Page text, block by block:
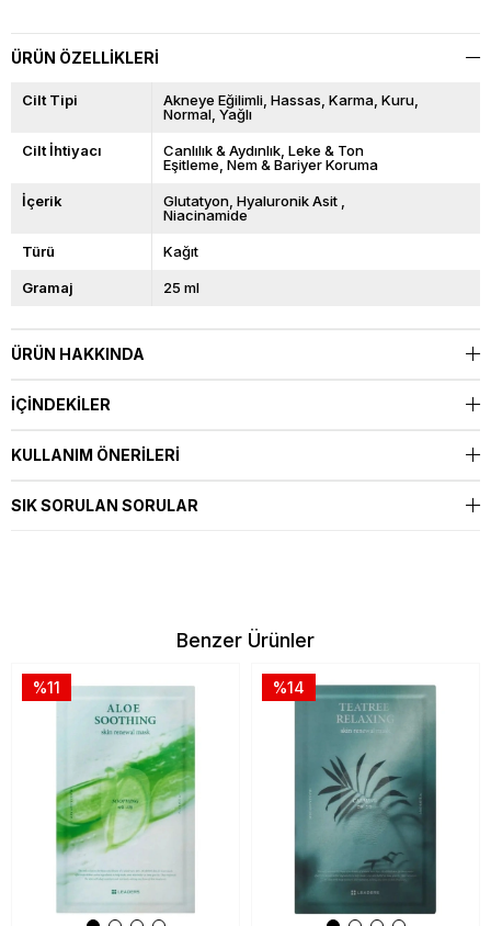
ÜRÜN ÖZELLIKLERI
Cilt Tipi Akneye Eğilimli Hassas Karma Kuru
Normal Yağlı
Cilt İhtiyacı Canlılık & Aydınlık Leke & Ton
Eşitleme Nem & Bariyer Koruma
İçerik Glutatyon Hyaluronik Asit
Niacinamide
Türü Kağıt
Gramaj 25 ml
ÜRÜN HAKKINDA
İÇINDEKILER
KULLANIM ÖNERILERI
SIK SORULAN SORULAR
Benzer Ürünler
%11 %14